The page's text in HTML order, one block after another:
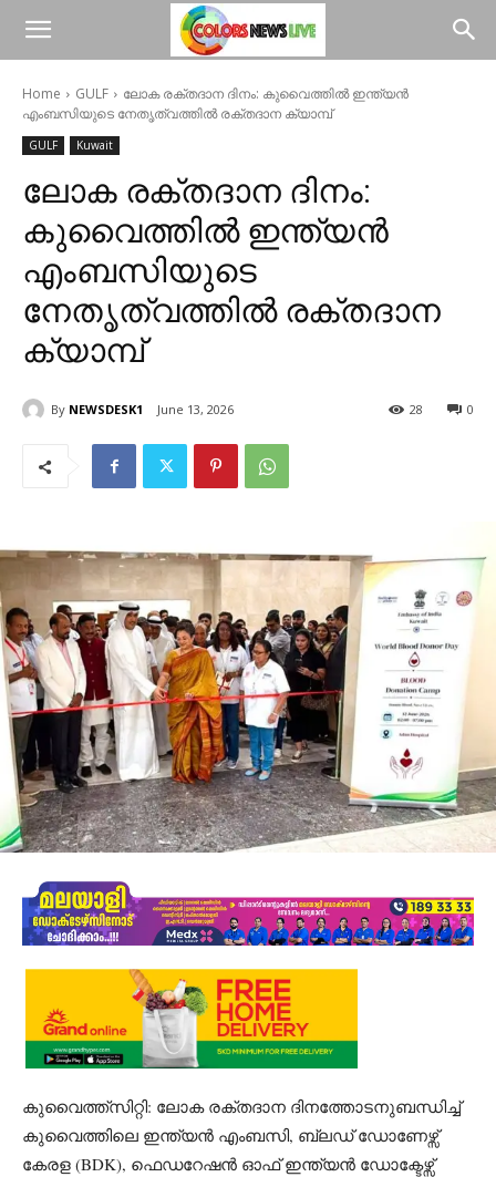
Home GULF
ലോക രക്തദാന ദിനം: കുവൈത്തിൽ ഇന്ത്യൻ
എംബസിയുടെ നേതൃത്വത്തിൽ രക്തദാന ക്യാമ്പ്
GULF Kuwait
ലോക രക്തദാന ദിനം:
കുവൈത്തിൽ ഇന്ത്യൻ
എംബസിയുടെ
നേതൃത്വത്തിൽ രക്തദാന
ക്യാമ്പ്
By NEWSDESK1 June 13, 2026 0
28
കുവൈത്ത്സിറ്റി: ലോക രക്തദാന ദിനത്തോടനുബന്ധിച്ച്
കുവൈത്തിലെ ഇന്ത്യൻ എംബസി, ബ്ലഡ് ഡോണേഴ്സ്
കേരള (BDK), ഫെഡറേഷൻ ഓഫ് ഇന്ത്യൻ ഡോക്ടേഴ്സ്